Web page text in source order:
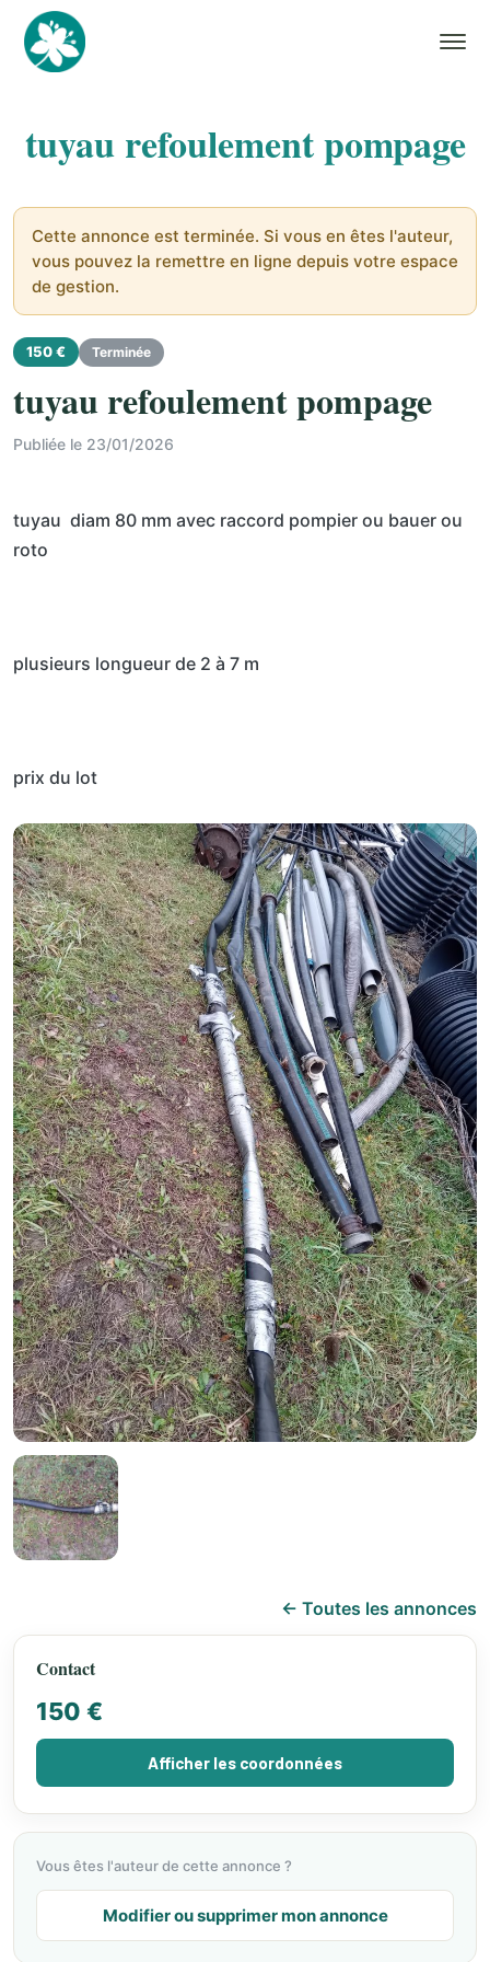
tuyau refoulement pompage
Cette annonce est terminée. Si vous en êtes l'auteur,
vous pouvez la remettre en ligne depuis votre espace
de gestion.
150 € Terminée
tuyau refoulement pompage
Publiée le 23/01/2026
tuyau diam 80 mm avec raccord pompier ou bauer ou
roto
plusieurs longueur de 2 à 7 m
prix du lot
← Toutes les annonces
Contact
150 €
Afficher les coordonnées
Vous êtes l'auteur de cette annonce ?
Modifier ou supprimer mon annonce